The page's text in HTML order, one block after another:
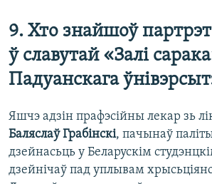
9. Хто знайшоў
ў славутай «Залі
Падуанскага
Яшчэ адзін прафэсійны лекар зь
Баляслаў Грабінскі, пачынаў
дзейнасьць у Беларускім
дзейнічаў пад уплывам